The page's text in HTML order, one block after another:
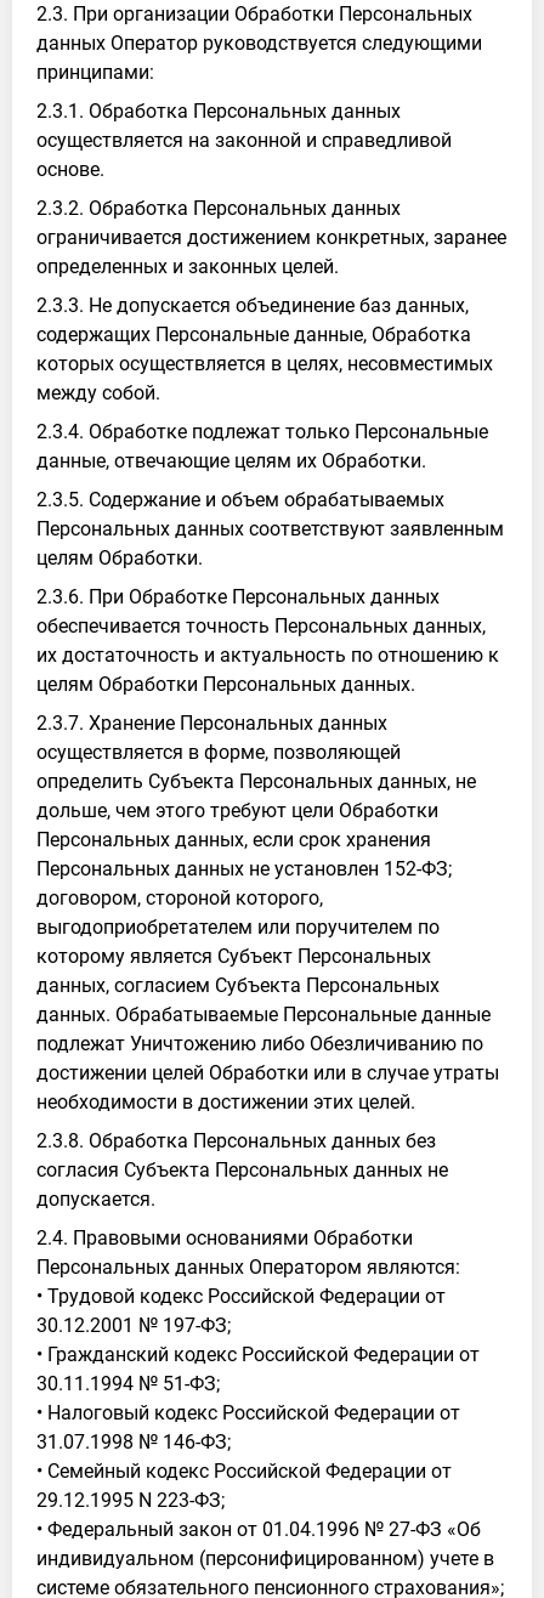
2.3. При организации Обработки Персональных
данных Оператор руководствуется следующими
принципами:
2.3.1. Обработка Персональных данных
осуществляется на законной и справедливой
основе.
2.3.2. Обработка Персональных данных
ограничивается достижением конкретных, заранее
определенных и законных целей.
2.3.3. Не допускается объединение баз данных,
содержащих Персональные данные, Обработка
которых осуществляется в целях, несовместимых
между собой.
2.3.4. Обработке подлежат только Персональные
данные, отвечающие целям их Обработки.
2.3.5. Содержание и объем обрабатываемых
Персональных данных соответствуют заявленным
целям Обработки.
2.3.6. При Обработке Персональных данных
обеспечивается точность Персональных данных,
их достаточность и актуальность по отношению к
целям Обработки Персональных данных.
2.3.7. Хранение Персональных данных
осуществляется в форме, позволяющей
определить Субъекта Персональных данных, не
дольше, чем этого требуют цели Обработки
Персональных данных, если срок хранения
Персональных данных не установлен 152-ФЗ;
договором, стороной которого,
выгодоприобретателем или поручителем по
которому является Субъект Персональных
данных, согласием Субъекта Персональных
данных. Обрабатываемые Персональные данные
подлежат Уничтожению либо Обезличиванию по
достижении целей Обработки или в случае утраты
необходимости в достижении этих целей.
2.3.8. Обработка Персональных данных без
согласия Субъекта Персональных данных не
допускается.
2.4. Правовыми основаниями Обработки
Персональных данных Оператором являются:
• Трудовой кодекс Российской Федерации от
30.12.2001 № 197-ФЗ;
• Гражданский кодекс Российской Федерации от
30.11.1994 № 51-ФЗ;
• Налоговый кодекс Российской Федерации от
31.07.1998 № 146-ФЗ;
• Семейный кодекс Российской Федерации от
29.12.1995 N 223-ФЗ;
• Федеральный закон от 01.04.1996 № 27-ФЗ «Об
индивидуальном (персонифицированном) учете в
системе обязательного пенсионного страхования»;